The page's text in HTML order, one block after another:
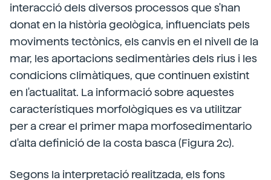
interacció dels diversos processos que s'han
donat en la història geològica, influenciats pels
moviments tectònics, els canvis en el nivell de la
mar, les aportacions sedimentàries dels rius i les
condicions climàtiques, que continuen existint
en l'actualitat. La informació sobre aquestes
característiques morfològiques es va utilitzar
per a crear el primer mapa morfosedimentario
d'alta definició de la costa basca (Figura 2c).
Segons la interpretació realitzada, els fons